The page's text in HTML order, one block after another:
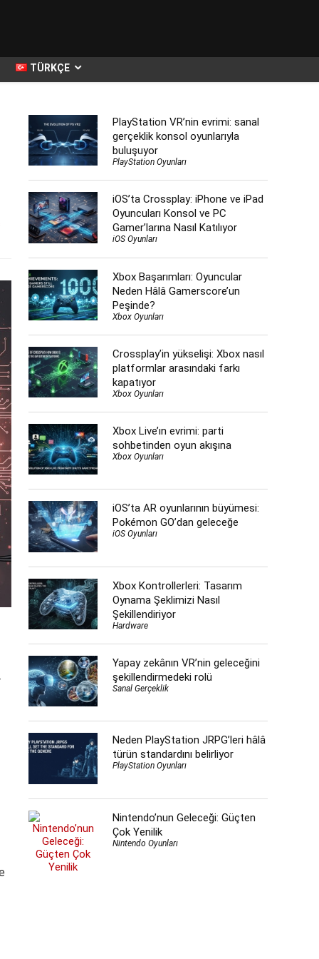
TÜRKÇE
PlayStation VR’nin evrimi: sanal
gerçeklik konsol oyunlarıyla
buluşuyor
PlayStation Oyunları
iOS’ta Crossplay: iPhone ve iPad
Oyuncuları Konsol ve PC
Gamer’larına Nasıl Katılıyor
iOS Oyunları
Xbox Başarımları: Oyuncular
Neden Hâlâ Gamerscore’un
Peşinde?
Xbox Oyunları
Crossplay’in yükselişi: Xbox nasıl
platformlar arasındaki farkı
kapatıyor
Xbox Oyunları
Xbox Live’ın evrimi: parti
sohbetinden oyun akışına
Xbox Oyunları
iOS’ta AR oyunlarının büyümesi:
Pokémon GO’dan geleceğe
iOS Oyunları
Xbox Kontrollerleri: Tasarım
Oynama Şeklimizi Nasıl
Şekillendiriyor
Hardware
Yapay zekânın VR’nin geleceğini
şekillendirmedeki rolü
Sanal Gerçeklik
Neden PlayStation JRPG’leri hâlâ
türün standardını belirliyor
PlayStation Oyunları
Nintendo’nun Geleceği: Güçten
Çok Yenilik
Nintendo Oyunları